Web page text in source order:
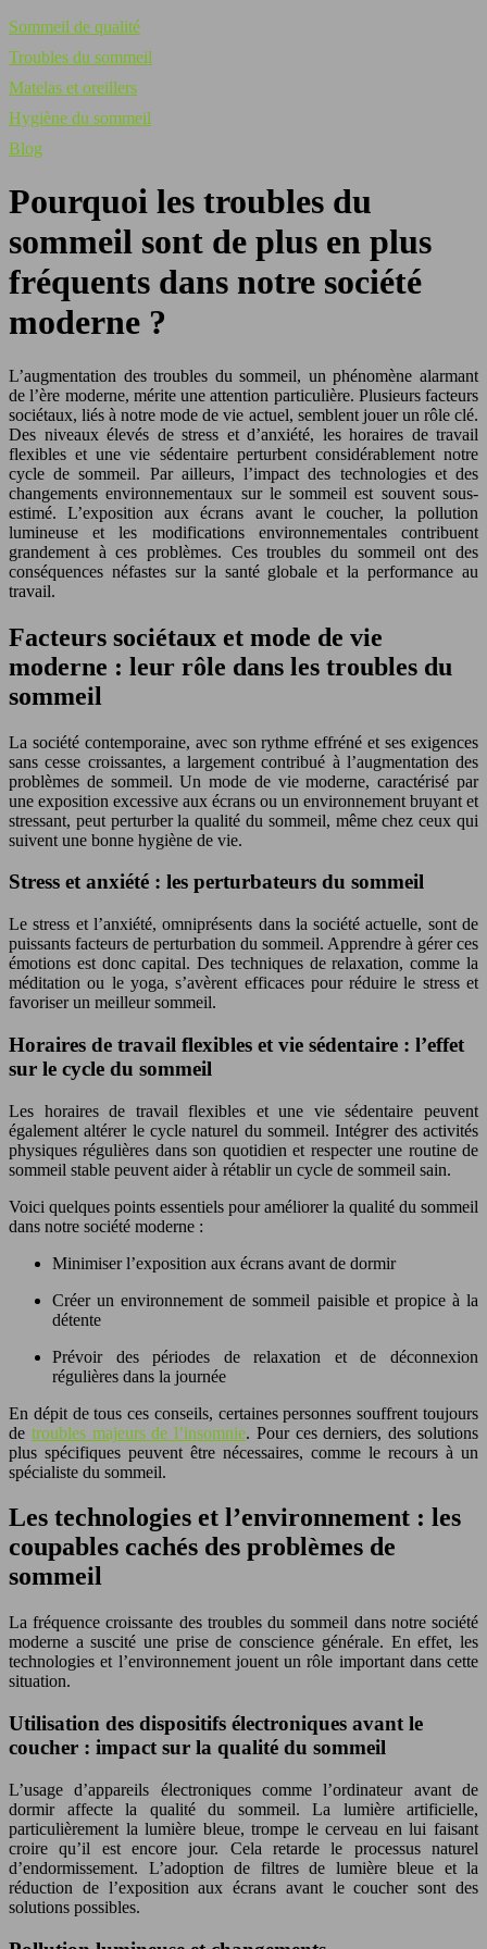
Sommeil de qualité
Troubles du sommeil
Matelas et oreillers
Hygiène du sommeil
Blog
Pourquoi les troubles du
sommeil sont de plus en plus
fréquents dans notre société
moderne ?
L’augmentation des troubles du sommeil, un phénomène alarmant
de l’ère moderne, mérite une attention particulière. Plusieurs facteurs
sociétaux, liés à notre mode de vie actuel, semblent jouer un rôle clé.
Des niveaux élevés de stress et d’anxiété, les horaires de travail
flexibles et une vie sédentaire perturbent considérablement notre
cycle de sommeil. Par ailleurs, l’impact des technologies et des
changements environnementaux sur le sommeil est souvent sous-
estimé. L’exposition aux écrans avant le coucher, la pollution
lumineuse et les modifications environnementales contribuent
grandement à ces problèmes. Ces troubles du sommeil ont des
conséquences néfastes sur la santé globale et la performance au
travail.
Facteurs sociétaux et mode de vie
moderne : leur rôle dans les troubles du
sommeil
La société contemporaine, avec son rythme effréné et ses exigences
sans cesse croissantes, a largement contribué à l’augmentation des
problèmes de sommeil. Un mode de vie moderne, caractérisé par
une exposition excessive aux écrans ou un environnement bruyant et
stressant, peut perturber la qualité du sommeil, même chez ceux qui
suivent une bonne hygiène de vie.
Stress et anxiété : les perturbateurs du sommeil
Le stress et l’anxiété, omniprésents dans la société actuelle, sont de
puissants facteurs de perturbation du sommeil. Apprendre à gérer ces
émotions est donc capital. Des techniques de relaxation, comme la
méditation ou le yoga, s’avèrent efficaces pour réduire le stress et
favoriser un meilleur sommeil.
Horaires de travail flexibles et vie sédentaire : l’effet
sur le cycle du sommeil
Les horaires de travail flexibles et une vie sédentaire peuvent
également altérer le cycle naturel du sommeil. Intégrer des activités
physiques régulières dans son quotidien et respecter une routine de
sommeil stable peuvent aider à rétablir un cycle de sommeil sain.
Voici quelques points essentiels pour améliorer la qualité du sommeil
dans notre société moderne :
Minimiser l’exposition aux écrans avant de dormir
Créer un environnement de sommeil paisible et propice à la
détente
Prévoir des périodes de relaxation et de déconnexion
régulières dans la journée
En dépit de tous ces conseils, certaines personnes souffrent toujours
de troubles majeurs de l’insomnie. Pour ces derniers, des solutions
plus spécifiques peuvent être nécessaires, comme le recours à un
spécialiste du sommeil.
Les technologies et l’environnement : les
coupables cachés des problèmes de
sommeil
La fréquence croissante des troubles du sommeil dans notre société
moderne a suscité une prise de conscience générale. En effet, les
technologies et l’environnement jouent un rôle important dans cette
situation.
Utilisation des dispositifs électroniques avant le
coucher : impact sur la qualité du sommeil
L’usage d’appareils électroniques comme l’ordinateur avant de
dormir affecte la qualité du sommeil. La lumière artificielle,
particulièrement la lumière bleue, trompe le cerveau en lui faisant
croire qu’il est encore jour. Cela retarde le processus naturel
d’endormissement. L’adoption de filtres de lumière bleue et la
réduction de l’exposition aux écrans avant le coucher sont des
solutions possibles.